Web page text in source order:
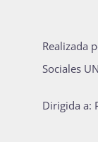
Realizada
Sociales
Dirigida a: